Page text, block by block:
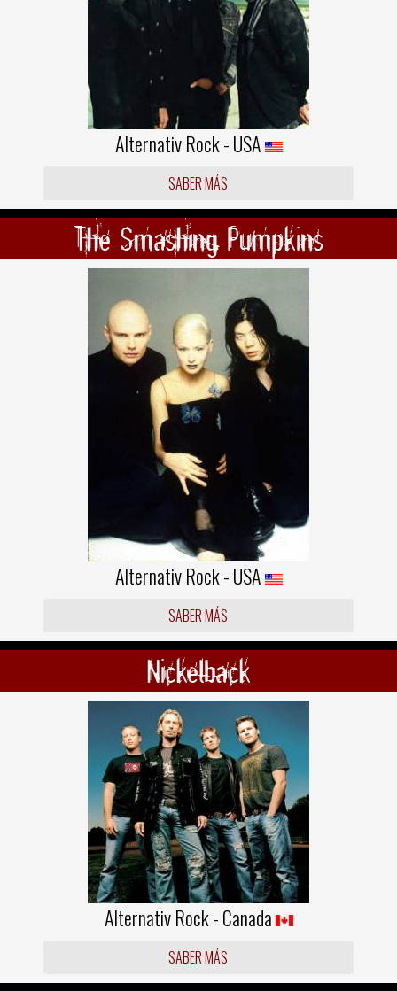
Alternativ Rock - USA
SABER MÁS
The Smashing Pumpkins
Alternativ Rock - USA
SABER MÁS
Nickelback
Alternativ Rock - Canada
SABER MÁS